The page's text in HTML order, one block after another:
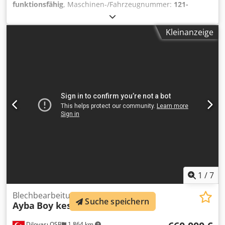
funktionsfähig, Maschinen-/Fahrzeugnummer: 121-
, Art des Eingangsstroms:
C6 — Stanzmaschine mit Revolverwerkzeug (2006)
Automatischer Werkzeugwechsel Dcedpfx Aexb R Npoatok
Kleinanzeige
1 /7
Blechbearbeitungszentrum
Ayba Boy kesme ve Dilme
Suche speichern